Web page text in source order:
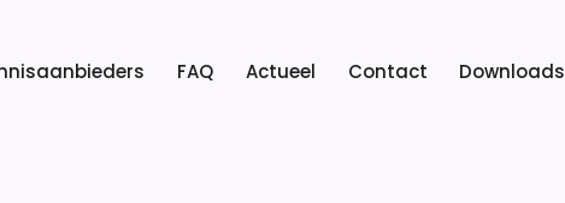
FAQ Actueel Contact Downloads